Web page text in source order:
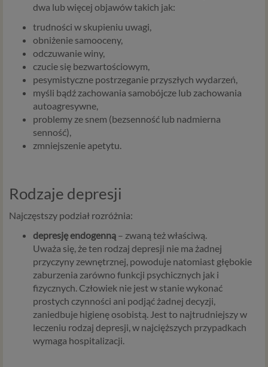
dwa lub więcej objawów takich jak:
trudności w skupieniu uwagi,
obniżenie samooceny,
odczuwanie winy,
czucie się bezwartościowym,
pesymistyczne postrzeganie przyszłych wydarzeń,
myśli bądź zachowania samobójcze lub zachowania
autoagresywne,
problemy ze snem (bezsenność lub nadmierna
senność),
zmniejszenie apetytu.
Rodzaje depresji
Najczęstszy podział rozróżnia:
depresję endogenną – zwaną też właściwą.
Uważa się, że ten rodzaj depresji nie ma żadnej
przyczyny zewnętrznej, powoduje natomiast głębokie
zaburzenia zarówno funkcji psychicznych jak i
fizycznych. Człowiek nie jest w stanie wykonać
prostych czynności ani podjąć żadnej decyzji,
zaniedbuje higienę osobistą. Jest to najtrudniejszy w
leczeniu rodzaj depresji, w najcięższych przypadkach
wymaga hospitalizacji.